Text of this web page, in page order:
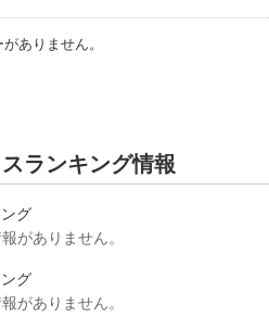
ありません。
ランキング情報
グ
がありません。
グ
がありません。